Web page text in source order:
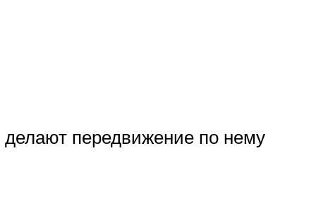
передвижение по нему